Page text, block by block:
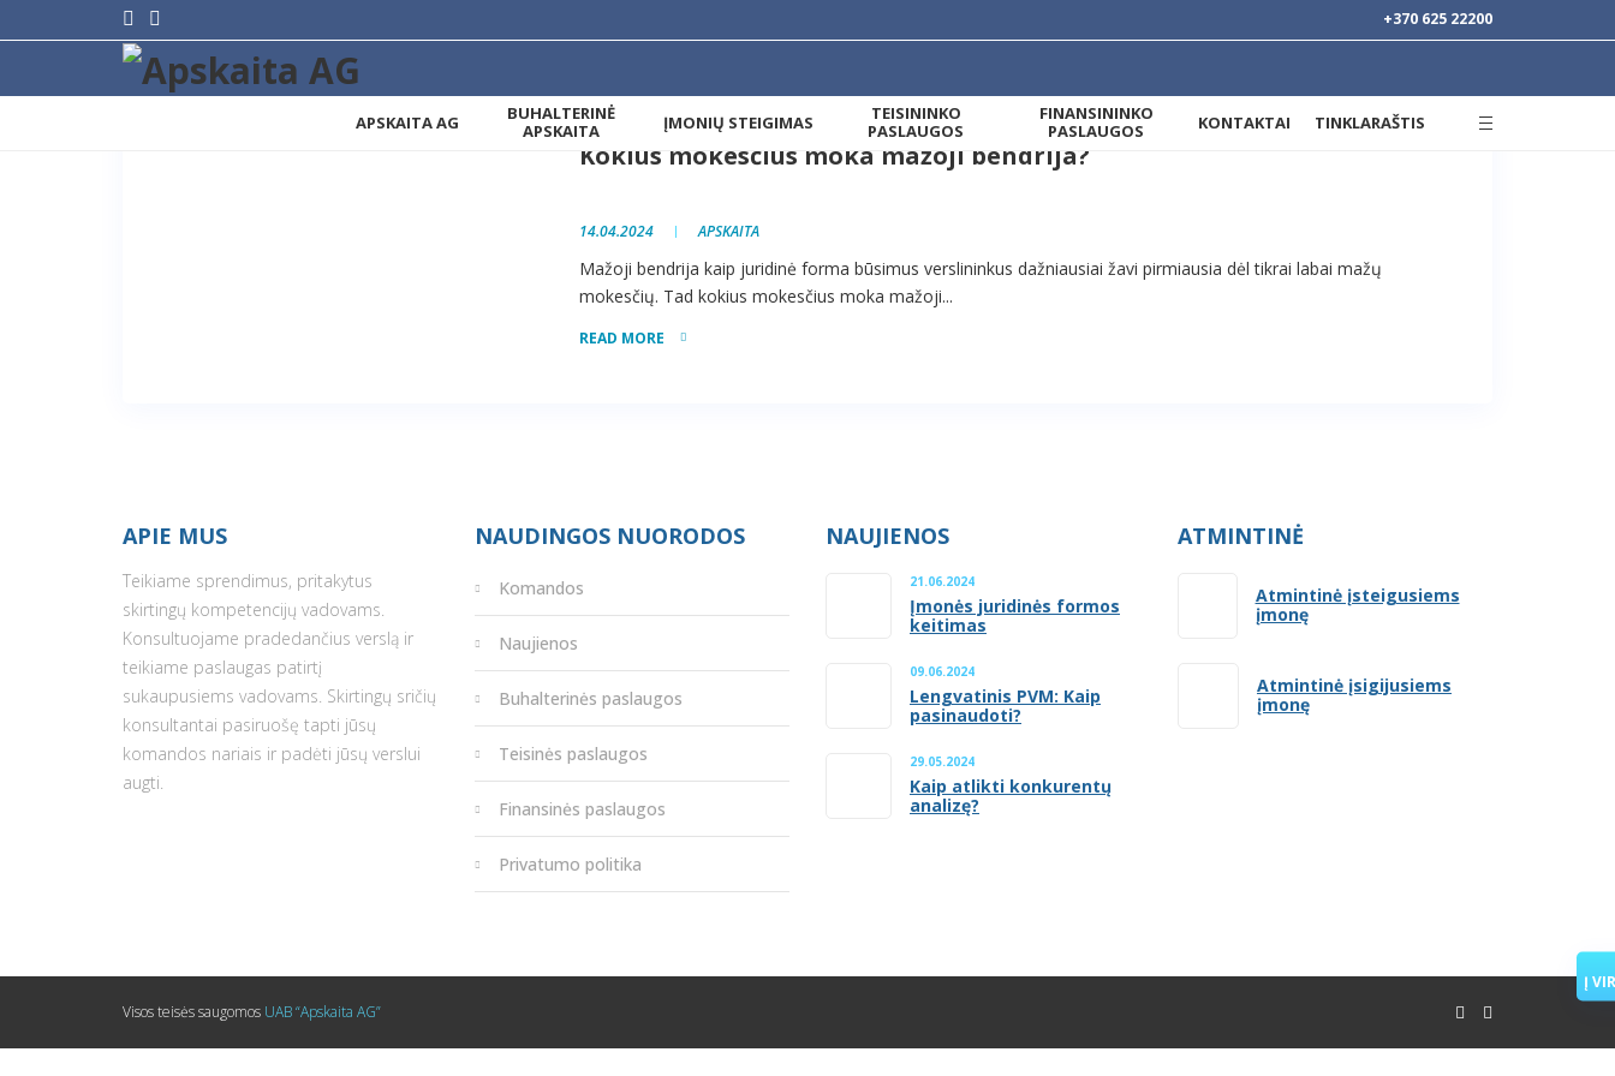
+370 625 22200
APSKAITA AG
BUHALTERINĖ
APSKAITA
ĮMONIŲ STEIGIMAS
TEISININKO
PASLAUGOS
FINANSININKO
PASLAUGOS
KONTAKTAI TINKLARAŠTIS
Kokius mokesčius moka mažoji bendrija?
14.04.2024 APSKAITA
Mažoji bendrija kaip juridinė forma būsimus verslininkus dažniausiai žavi pirmiausia dėl tikrai labai mažų
mokesčių. Tad kokius mokesčius moka mažoji...
READ MORE
APIE MUS
Teikiame sprendimus, pritakytus
skirtingų kompetencijų vadovams.
Konsultuojame pradedančius verslą ir
teikiame paslaugas patirtį
sukaupusiems vadovams. Skirtingų sričių
konsultantai pasiruošę tapti jūsų
komandos nariais ir padėti jūsų verslui
augti.
NAUDINGOS NUORODOS
Komandos
Naujienos
Buhalterinės paslaugos
Teisinės paslaugos
Finansinės paslaugos
Privatumo politika
NAUJIENOS
21.06.2024
Įmonės juridinės formos
keitimas
09.06.2024
Lengvatinis PVM: Kaip
pasinaudoti?
29.05.2024
Kaip atlikti konkurentų
analizę?
ATMINTINĖ
Atmintinė įsteigusiems
įmonę
Atmintinė įsigijusiems
įmonę
Visos teisės saugomos UAB “Apskaita AG”
Į